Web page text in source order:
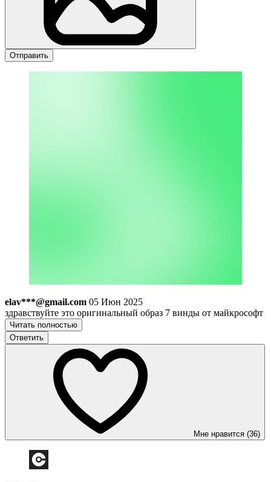
Отправить
elav***@gmail.com 05 Июн 2025
здравствуйте это оригинальный образ 7 винды от майкрософт
Читать полностью
Ответить
Мне нравится (36)